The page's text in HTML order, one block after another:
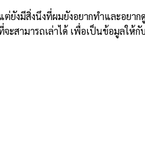
งมีสิ่งนึงที่ผมยังอยากทำและอยาก
ะสามารถเล่าได้ เพื่อเป็นข้อมูลให้